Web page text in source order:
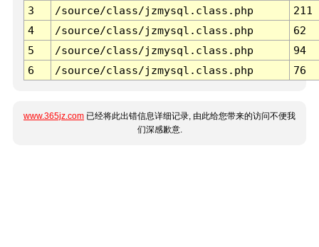
3 /source/class/jzmysql.class.php
211
4
/source/class/jzmysql.class.php
62
5
/source/class/jzmysql.class.php
94
6
/source/class/jzmysql.class.php 76
www.365jz.com 已经将此出错信息详细记录, 由此给您带来的访问不便我
们深感歉意.